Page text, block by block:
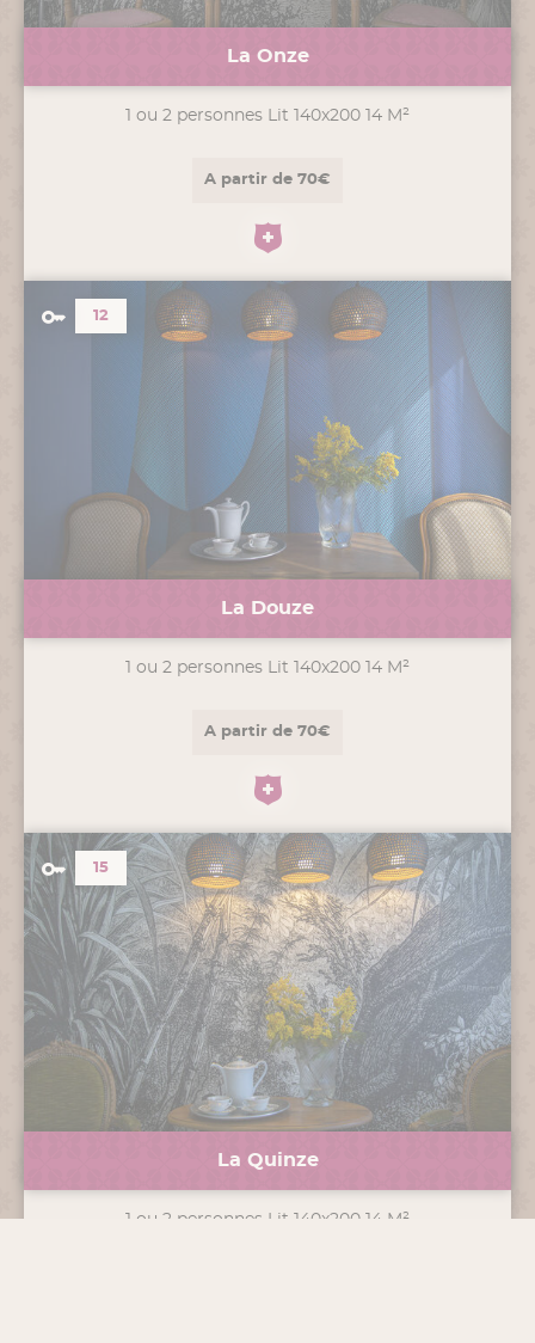
La Onze
1 ou 2 personnes Lit 140x200 14 M²
A partir de 70€
12
La Douze
1 ou 2 personnes Lit 140x200 14 M²
A partir de 70€
15
La Quinze
1 ou 2 personnes Lit 140x200 14 M²